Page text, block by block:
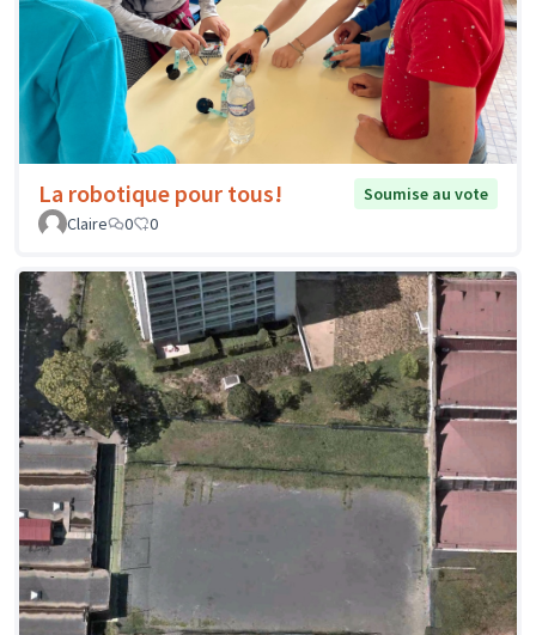
La robotique pour tous!
Soumise au vote
Claire
0 0